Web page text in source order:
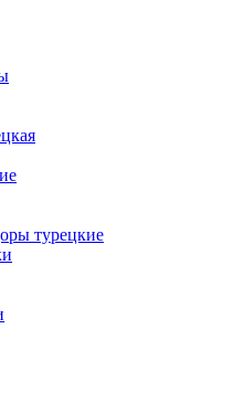
турецкие